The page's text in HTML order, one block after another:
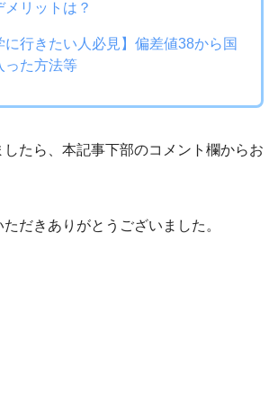
メリットは？
に行きたい人必見】偏差値38から国
った方法等
したら、本記事下部のコメント欄からお
だきありがとうございました。